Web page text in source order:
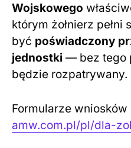
Wojskowego
którym żołnierz pełni
być poświadczony
jednostki — bez tego
będzie rozpatrywany.
Formularze
amw.com.pl/pl/dla-